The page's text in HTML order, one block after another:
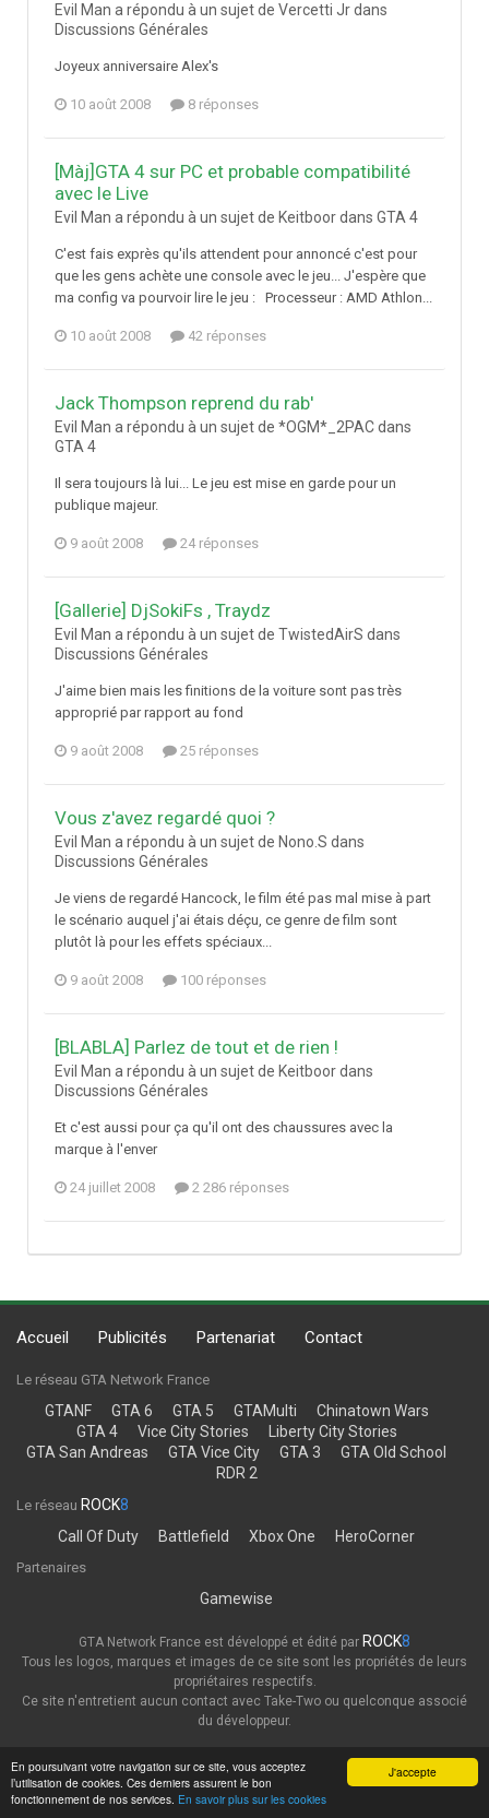
J'accepte
En poursuivant votre navigation sur ce site, vous acceptez
l’utilisation de cookies. Ces derniers assurent le bon
fonctionnement de nos services. En savoir plus sur les cookies
Evil Man a répondu à un sujet de Vercetti Jr dans
Discussions Générales
Joyeux anniversaire Alex's
10 août 2008 8 réponses
[Màj]GTA 4 sur PC et probable compatibilité
avec le Live
Evil Man a répondu à un sujet de Keitboor dans GTA 4
C'est fais exprès qu'ils attendent pour annoncé c'est pour
que les gens achète une console avec le jeu... J'espère que
ma config va pourvoir lire le jeu : Processeur : AMD Athlon...
10 août 2008 42 réponses
Jack Thompson reprend du rab'
Evil Man a répondu à un sujet de *OGM*_2PAC dans
GTA 4
Il sera toujours là lui... Le jeu est mise en garde pour un
publique majeur.
9 août 2008 24 réponses
[Gallerie] DjSokiFs , Traydz
Evil Man a répondu à un sujet de TwistedAirS dans
Discussions Générales
J'aime bien mais les finitions de la voiture sont pas très
approprié par rapport au fond
9 août 2008 25 réponses
Vous z'avez regardé quoi ?
Evil Man a répondu à un sujet de Nono.S dans
Discussions Générales
Je viens de regardé Hancock, le film été pas mal mise à part
le scénario auquel j'ai étais déçu, ce genre de film sont
plutôt là pour les effets spéciaux...
9 août 2008 100 réponses
[BLABLA] Parlez de tout et de rien !
Evil Man a répondu à un sujet de Keitboor dans
Discussions Générales
Et c'est aussi pour ça qu'il ont des chaussures avec la
marque à l'enver
24 juillet 2008 2 286 réponses
Accueil Publicités Partenariat Contact
Le réseau GTA Network France
GTANF GTA 6 GTA 5 GTAMulti
Chinatown Wars
GTA 4
Vice City Stories
Liberty City Stories
GTA San Andreas
GTA Vice City GTA 3
GTA Old School
RDR 2
Le réseau ROCK8
Call Of Duty
Battlefield Xbox One HeroCorner
Partenaires
Gamewise
GTA Network France est développé et édité par ROCK8
Tous les logos, marques et images de ce site sont les propriétés de leurs
propriétaires respectifs.
Ce site n'entretient aucun contact avec Take-Two ou quelconque associé
du développeur.
Thème Politique de confidentialité
GTA Network France
Powered by Invision Community